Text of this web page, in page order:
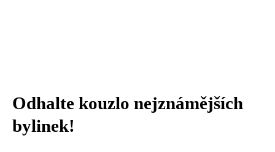
Odhalte kouzlo nejznámějších
bylinek!